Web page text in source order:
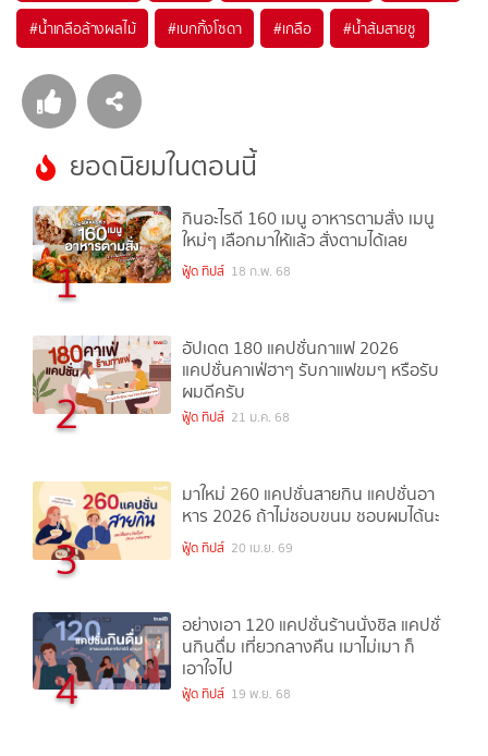
#น้ำเกลือล้างผลไม้ #เบกกิ้งโซดา #เกลือ #น้ำส้มสายชู
ยอดนิยมในตอนนี้
1
กินอะไรดี 160 เมนู อาหารตามสั่ง เมนู
ใหม่ๆ เลือกมาให้แล้ว สั่งตามได้เลย
ฟู้ด ทิปส์ 18 ก.พ. 68
2
อัปเดต 180 แคปชั่นกาแฟ 2026
แคปชั่นคาเฟ่ฮาๆ รับกาแฟขมๆ หรือรับ
ผมดีครับ
ฟู้ด ทิปส์ 21 ม.ค. 68
3
มาใหม่ 260 แคปชั่นสายกิน แคปชั่นอา
หาร 2026 ถ้าไม่ชอบขนม ชอบผมได้นะ
ฟู้ด ทิปส์ 20 เม.ย. 69
4
อย่างเอา 120 แคปชั่นร้านนั่งชิล แคปชั่
นกินดื่ม เที่ยวกลางคืน เมาไม่เมา ก็
เอาใจไป
ฟู้ด ทิปส์ 19 พ.ย. 68